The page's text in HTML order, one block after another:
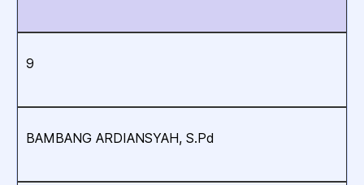
9
BAMBANG ARDIANSYAH, S.Pd